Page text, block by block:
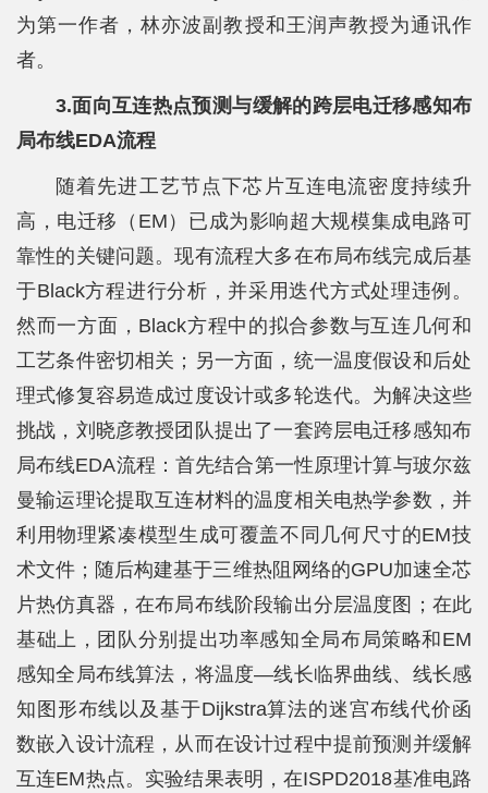
为第一作者，林亦波副教授和王润声教授为通讯作
者。
3.面向互连热点预测与缓解的跨层电迁移感知布
局布线EDA流程
随着先进工艺节点下芯片互连电流密度持续升
高，电迁移（EM）已成为影响超大规模集成电路可
靠性的关键问题。现有流程大多在布局布线完成后基
于Black方程进行分析，并采用迭代方式处理违例。
然而一方面，Black方程中的拟合参数与互连几何和
工艺条件密切相关；另一方面，统一温度假设和后处
理式修复容易造成过度设计或多轮迭代。为解决这些
挑战，刘晓彦教授团队提出了一套跨层电迁移感知布
局布线EDA流程：首先结合第一性原理计算与玻尔兹
曼输运理论提取互连材料的温度相关电热学参数，并
利用物理紧凑模型生成可覆盖不同几何尺寸的EM技
术文件；随后构建基于三维热阻网络的GPU加速全芯
片热仿真器，在布局布线阶段输出分层温度图；在此
基础上，团队分别提出功率感知全局布局策略和EM
感知全局布线算法，将温度—线长临界曲线、线长感
知图形布线以及基于Dijkstra算法的迷宫布线代价函
数嵌入设计流程，从而在设计过程中提前预测并缓解
互连EM热点。实验结果表明，在ISPD2018基准电路